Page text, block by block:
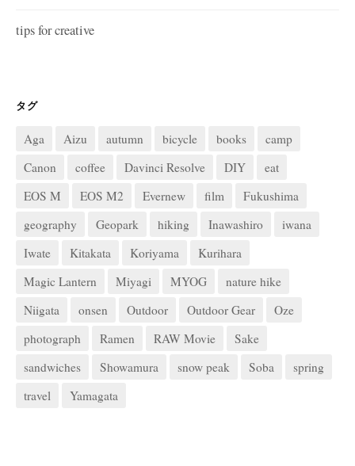
tips for creative
タグ
Aga Aizu autumn bicycle books
camp
Canon
coffee Davinci Resolve DIY
eat
EOS M
EOS M2 Evernew film
Fukushima
geography
Geopark hiking Inawashiro
iwana
Iwate
Kitakata Koriyama
Kurihara
Magic Lantern
Miyagi MYOG
nature hike
Niigata
onsen Outdoor Outdoor Gear
Oze
photograph
Ramen RAW Movie
Sake
sandwiches
Showamura snow peak Soba
spring
travel
Yamagata